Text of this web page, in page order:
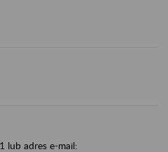
lub adres e-mail: